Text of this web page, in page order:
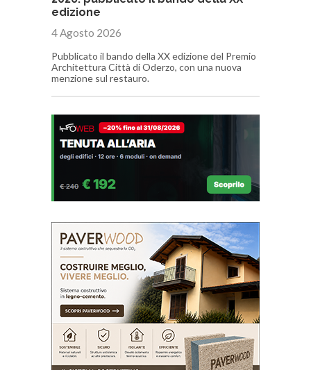
edizione
4 Agosto 2026
Pubblicato il bando della XX edizione del Premio
Architettura Città di Oderzo, con una nuova
menzione sul restauro.